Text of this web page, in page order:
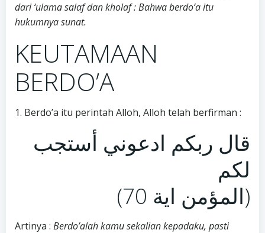
dari ‘ulama salaf dan kholaf : Bahwa berdo’a itu
hukumnya sunat.
KEUTAMAAN
BERDO’A
1. Berdo’a itu perintah Alloh, Alloh telah berfirman :
قال ربكم ادعوني أستجب
لكم
(المؤمن اية 70)
Artinya : Berdo’alah kamu sekalian kepadaku, pasti